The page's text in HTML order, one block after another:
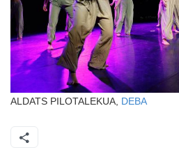
ALDATS PILOTALEKUA, DEBA